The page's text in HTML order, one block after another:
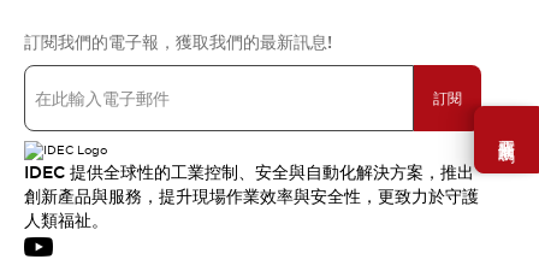
需要幫助嗎？
訂閱我們的電子報，獲取我們的最新訊息!
訂閱
IDEC 提供全球性的工業控制、安全與自動化解決方案，推出
創新產品與服務，提升現場作業效率與安全性，更致力於守護
人類福祉。